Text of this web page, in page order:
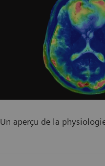
Un aperçu de la
Un aperçu de la
L’IRM multinucléaire
diagnostique.